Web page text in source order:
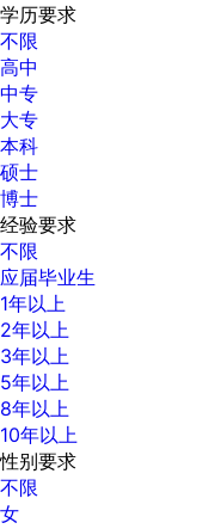
学历要求
不限
高中
中专
大专
本科
硕士
博士
经验要求
不限
应届毕业生
1年以上
2年以上
3年以上
5年以上
8年以上
10年以上
性别要求
不限
女